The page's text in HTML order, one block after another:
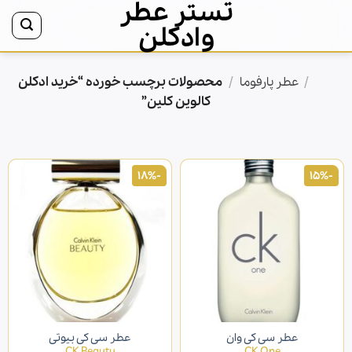
content
تستر عطر
وادکلن
/ عطر پارفوما / محصولات برچسب خورده “خرید ادکلن
کالوین کلین”
-15%
عطر سی کی وان
-18%
عطر سی کی بیوتی